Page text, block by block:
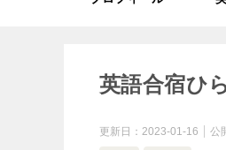
英語合宿ひ
更新日： 2023-01-16 公